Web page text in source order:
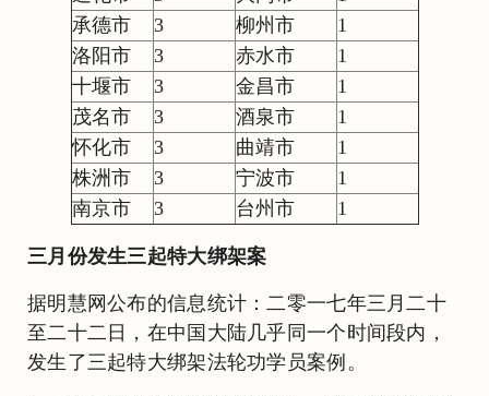
承德市
3 柳州市
1
洛阳市
3 赤水市
1
十堰市
3 金昌市
1
茂名市
3 酒泉市
1
怀化市
3 曲靖市
1
株洲市
3 宁波市
1
南京市
3 台州市 1
三月份发生三起特大绑架案
据明慧网公布的信息统计：二零一七年三月二十
至二十二日，在中国大陆几乎同一个时间段内，
发生了三起特大绑架法轮功学员案例。